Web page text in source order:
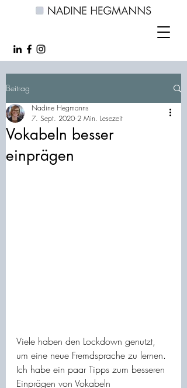
Beitrag
Vokabeln besser
einprägen
Nadine Hegmanns
7. Sept. 2020 2 Min. Lesezeit
Viele haben den Lockdown genutzt,
um eine neue Fremdsprache zu lernen.
Ich habe ein paar Tipps zum besseren
Einprägen von Vokabeln